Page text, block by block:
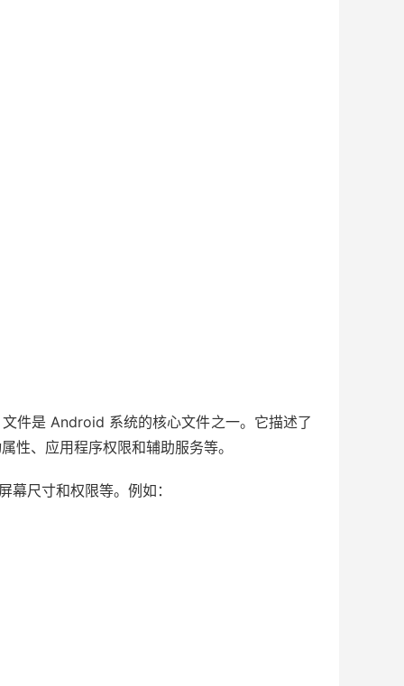
是 Android 系统的核心文件之一。它描述了
性、应用程序权限和辅助服务等。
尺寸和权限等。例如：